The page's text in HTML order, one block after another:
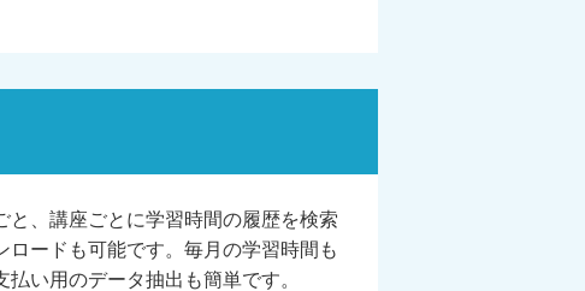
と、講座ごとに学習時間の履歴を検索
ロードも可能です。毎月の学習時間も
い用のデータ抽出も簡単です。